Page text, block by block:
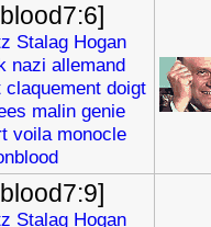
Stalag Hogan
nazi allemand
claquement doigt
malin genie
voila monocle
Stalag Hogan